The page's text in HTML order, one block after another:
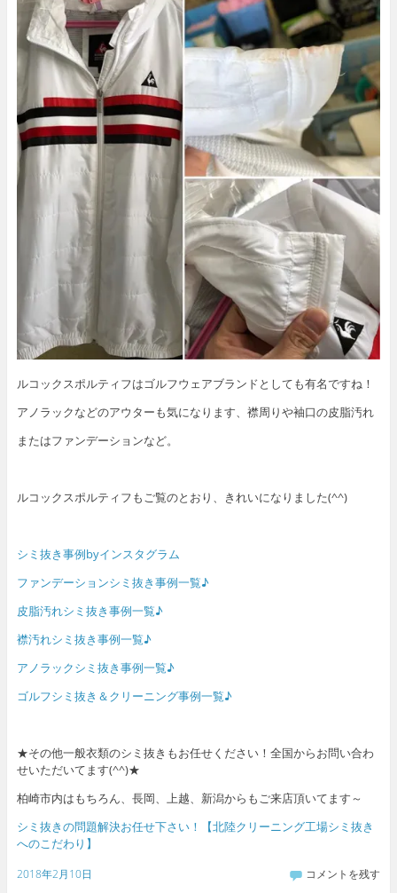
ルコックスポルティフはゴルフウェアブランドとしても有名ですね！
アノラックなどのアウターも気になります、襟周りや袖口の皮脂汚れ
またはファンデーションなど。
ルコックスポルティフもご覧のとおり、きれいになりました(^^)
シミ抜き事例byインスタグラム
ファンデーションシミ抜き事例一覧♪
皮脂汚れシミ抜き事例一覧♪
襟汚れシミ抜き事例一覧♪
アノラックシミ抜き事例一覧♪
ゴルフシミ抜き＆クリーニング事例一覧♪
★その他一般衣類のシミ抜きもお任せください！全国からお問い合わ
せいただいてます(^^)★
柏崎市内はもちろん、長岡、上越、新潟からもご来店頂いてます～
シミ抜きの問題解決お任せ下さい！【北陸クリーニング工場シミ抜き
へのこだわり】
2018年2月10日 コメントを残す